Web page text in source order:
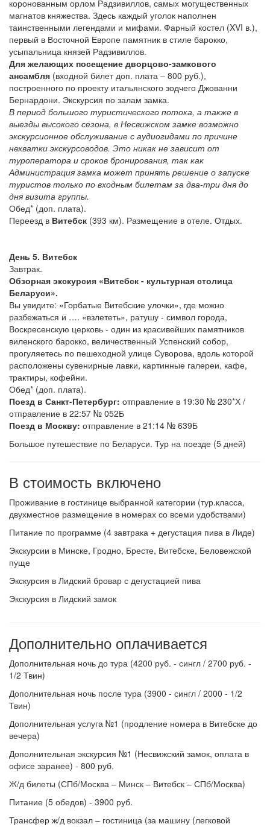
коронованным орлом Радзивиллов, самых могущественных
магнатов княжества. Здесь каждый уголок наполнен
таинственными легендами и мифами. Фарный костел (XVI в.),
первый в Восточной Европе памятник в стиле барокко,
усыпальница князей Радзивиллов.
Для желающих посещение дворцово-замкового
ансамбля (входной билет доп. плата – 800 руб.),
построенного по проекту итальянского зодчего Джованни
Бернардони. Экскурсия по залам замка.
В период большого туристического потока, а также в
выезды высокого сезона, в Несвижском замке возможно
экскурсионное обслуживание с аудиогидами по причине
нехватки экскурсоводов. Это никак не зависит от
туроператора и сроков бронирования, так как
Администрация замка может принять решение о запуске
туристов только по входным билетам за два-три дня до
дня визита группы.
Обед* (доп. плата).
Переезд в Витебск (393 км). Размещение в отеле. Отдых.
День 5. Витебск
Завтрак.
Обзорная экскурсия «Витебск - культурная столица
Беларуси».
Вы увидите: «Горбатые Витебские улочки», где можно
разбежаться и …. «взлететь», ратушу - символ города,
Воскресенскую церковь - один из красивейших памятников
виленского барокко, величественный Успенский собор,
прогуляетесь по пешеходной улице Суворова, вдоль которой
расположены сувенирные лавки, картинные галереи, кафе,
трактиры, кофейни.
Обед* (доп. плата).
Поезд в Санкт-Петербург: отправление в 19:30 № 230*Х /
отправление в 22:57 № 052Б
Поезд в Москву: отправление в 21:14 № 639Б
Большое путешествие по Беларуси. Тур на поезде (5 дней)
В стоимость включено
Проживание в гостинице выбранной категории (тур.класса,
двухместное размещение в номерах со всеми удобствами)
Питание по программе (4 завтрака + дегустация пива в Лиде)
Экскурсии в Минске, Гродно, Бресте, Витебске, Беловежской
пуще
Экскурсия в Лидский бровар с дегустацией пива
Экскурсия в Лидский замок
Дополнительно оплачивается
Дополнительная ночь до тура (4200 руб. - сингл / 2700 руб. -
1/2 Твин)
Дополнительная ночь после тура (3900 - сингл / 2000 - 1/2
Твин)
Дополнительная услуга №1 (продление номера в Витебске до
вечера)
Дополнительная экскурсия №1 (Несвижский замок, оплата в
офисе заранее) - 800 руб.
Ж/д билеты (СПб/Москва – Минск – Витебск – СПб/Москва)
Питание (5 обедов) - 3900 руб.
Трансфер ж/д вокзал – гостиница (за машину (легковой